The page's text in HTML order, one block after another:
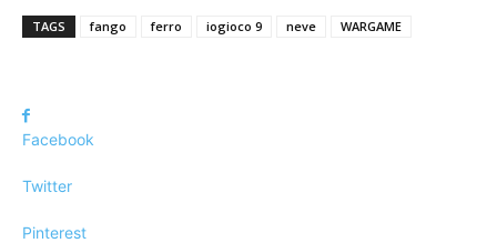
TAGS fango ferro iogioco 9 neve WARGAME
Facebook
Twitter
Pinterest